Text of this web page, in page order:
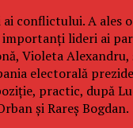
conflictului. A ales
lideri ai
Violeta
electorală
practic, după
și Rareș Bogdan.